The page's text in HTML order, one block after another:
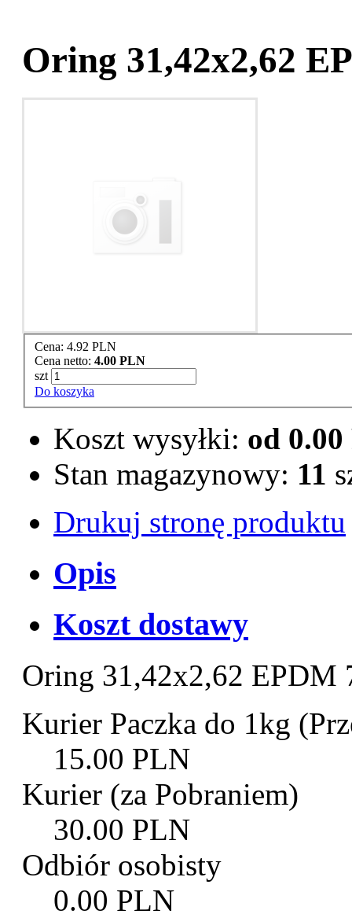
Oring 31,42x2,62
Cena: 4.92 PLN
Cena netto: 4.00 PLN
szt
Do koszyka
Koszt wysyłki: od
Stan magazynowy: 11
Drukuj stronę produktu
Opis
Koszt dostawy
Oring 31,42x2,62 EPDM
Kurier Paczka do 1kg
15.00 PLN
Kurier (za Pobraniem)
30.00 PLN
Odbiór osobisty
0.00 PLN